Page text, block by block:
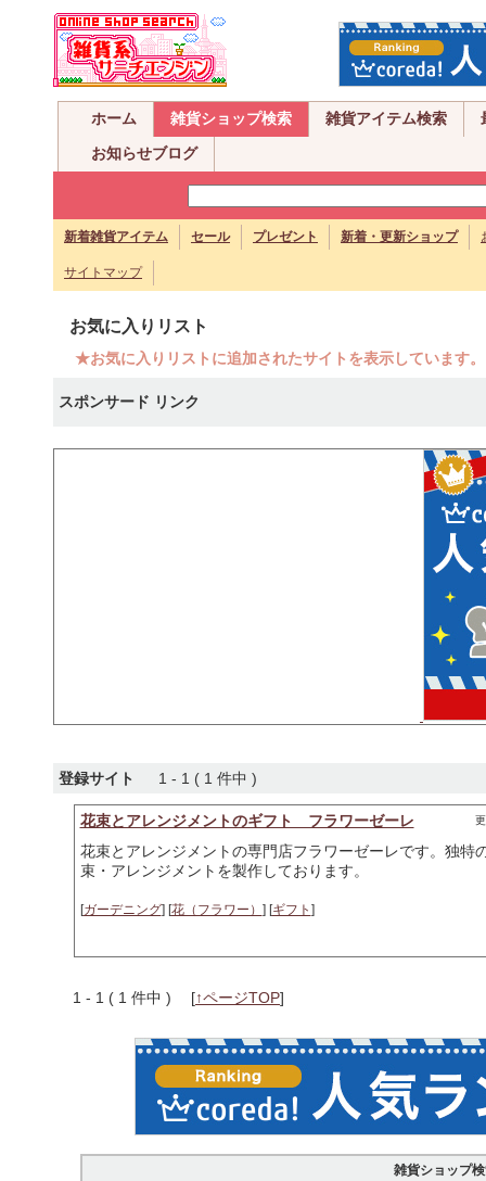
ホーム 雑貨ショップ検索 雑貨アイテム検索
お知らせブログ
新着雑貨アイテム セール プレゼント 新着・更新ショップ
サイトマップ
お気に入りリスト
★お気に入りリストに追加されたサイトを表示しています
スポンサード リンク
登録サイト 1 - 1 ( 1 件中 )
花束とアレンジメントのギフト フラワーゼーレ
花束とアレンジメントの専門店フラワーゼーレです。独特
束・アレンジメントを製作しております。
[ガーデニング] [花（フラワー） ] [ギフト ]
1 - 1 ( 1 件中 ) [↑ページTOP]
雑貨ショップ